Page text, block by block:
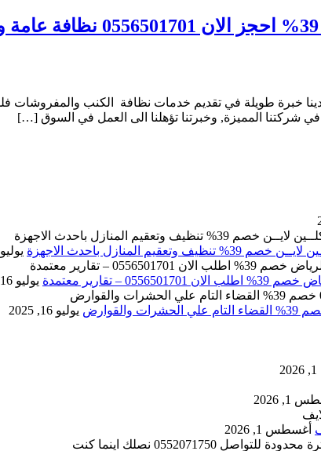
في شركتنا المميزة, وخبرتنا تؤهلنا الى العمل في السوق […]
يوليو 16, 2025
تقارير معتمدة يوليو 16, 2025
يوليو 16, 2025
1, 2026
أغسطس 1, 2026